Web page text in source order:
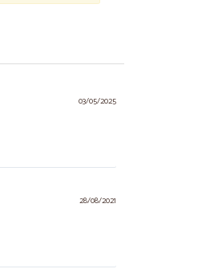
03/05/2025
28/08/2021